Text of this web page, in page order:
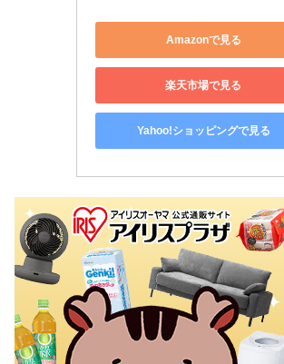
Amazonで見る
楽天市場で見る
Yahoo!ショッピングで見る